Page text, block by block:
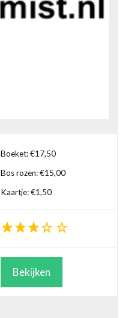
Boeket: €17,50
Bos rozen: €15,00
Kaartje: €1,50
Bekijken